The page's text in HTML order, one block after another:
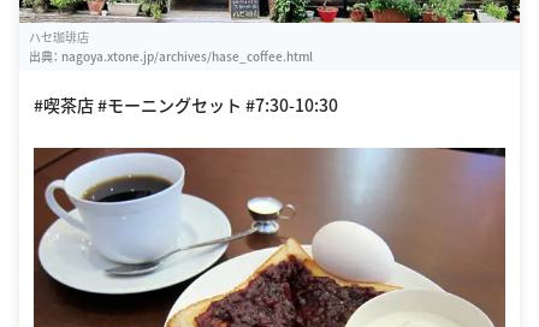
ハセ珈琲店
出典： nagoya.xtone.jp/archives/hase_coffee.html
#喫茶店 #モーニングセット #7:30-10:30